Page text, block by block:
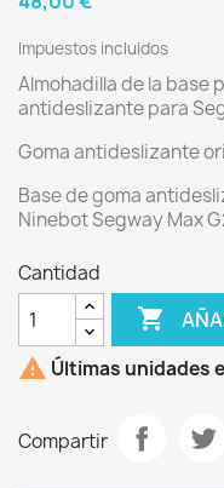
Impuestos incluidos
Almohadilla de la base
antideslizante para
Goma antideslizante
Base de goma
Ninebot Segway Max
Cantidad

 Últimas unidades
Compartir